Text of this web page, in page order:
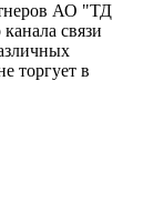
АО "ТД
связи
торгует в